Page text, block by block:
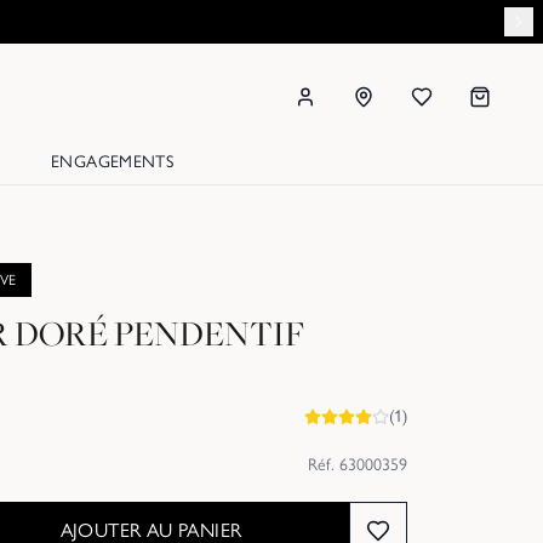
ENGAGEMENTS
DORÉ PENDENTIF
(1)
Réf. 63000359
AJOUTER AU PANIER